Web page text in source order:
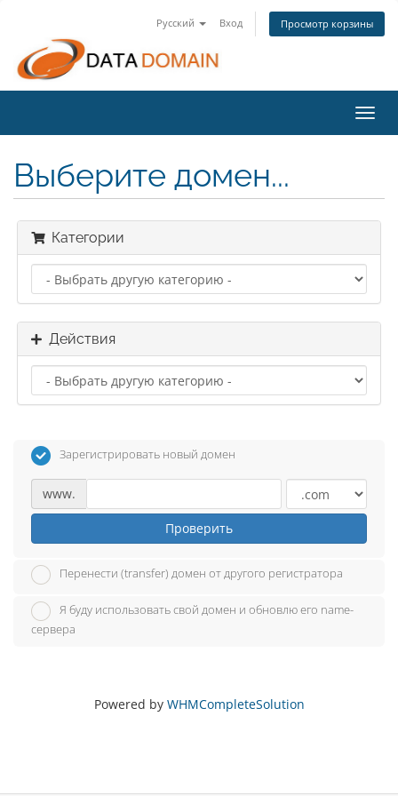
Русский Вход Просмотр корзины
Выберите домен...
Категории
Действия
Зарегистрировать новый домен
www.
Проверить
Перенести (transfer) домен от другого регистратора
Я буду использовать свой домен и обновлю его name-
сервера
Powered by WHMCompleteSolution